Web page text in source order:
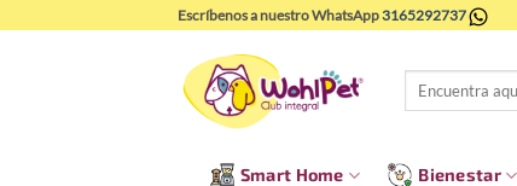
Escríbenos a nuestro WhatsApp3165292737
Buscar
Smart Home Bienestar